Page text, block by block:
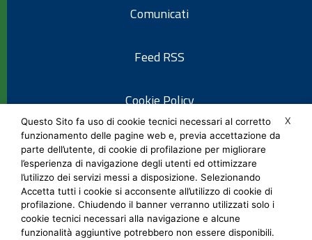
Comunicati
Feed RSS
Cookie Policy
Informativa privacy
Note legali
Social Media Policy
X
Questo Sito fa uso di cookie tecnici necessari al corretto
funzionamento delle pagine web e, previa accettazione da
parte dell’utente, di cookie di profilazione per migliorare
l’esperienza di navigazione degli utenti ed ottimizzare
l’utilizzo dei servizi messi a disposizione. Selezionando
Accetta tutti i cookie si acconsente all’utilizzo di cookie di
profilazione. Chiudendo il banner verranno utilizzati solo i
cookie tecnici necessari alla navigazione e alcune
funzionalità aggiuntive potrebbero non essere disponibili.